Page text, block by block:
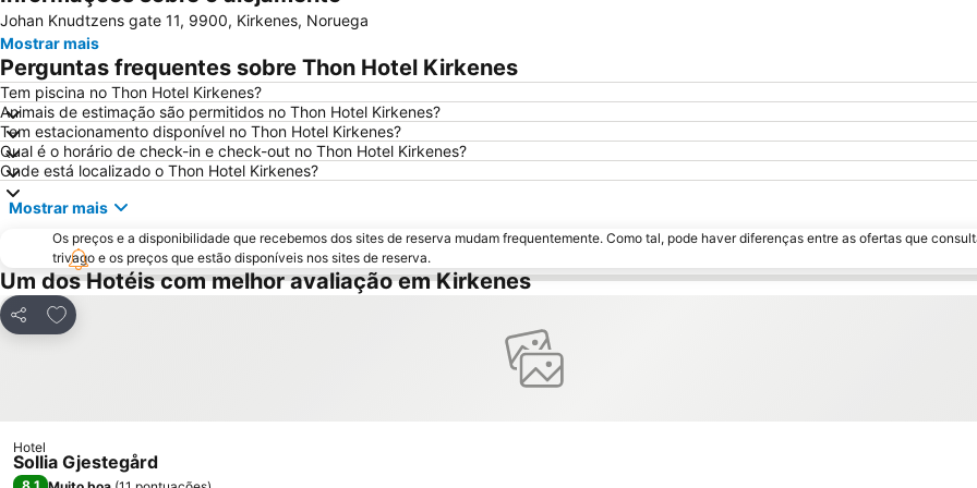
Johan Knudtzens gate 11, 9900, Kirkenes, Noruega
Mostrar mais
Perguntas frequentes sobre Thon Hotel Kirkenes
Tem piscina no Thon Hotel Kirkenes?
Animais de estimação são permitidos no Thon Hotel Kirkenes?
Tem estacionamento disponível no Thon Hotel Kirkenes?
Qual é o horário de check-in e check-out no Thon Hotel Kirkenes?
Onde está localizado o Thon Hotel Kirkenes?
Mostrar mais
Os preços e a disponibilidade que recebemos dos sites de reserva mudam frequentemente. Como tal, pode haver diferenças entre as ofertas que
trivago e os preços que estão disponíveis nos sites de reserva.
Um dos Hotéis com melhor avaliação em Kirkenes
Partilhar
Adicionar aos favoritos
Hotel
Sollia Gjestegård